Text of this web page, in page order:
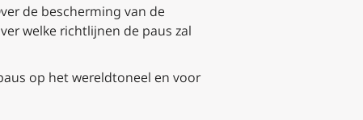
de bescherming van de
welke richtlijnen de paus zal
op het wereldtoneel en voor